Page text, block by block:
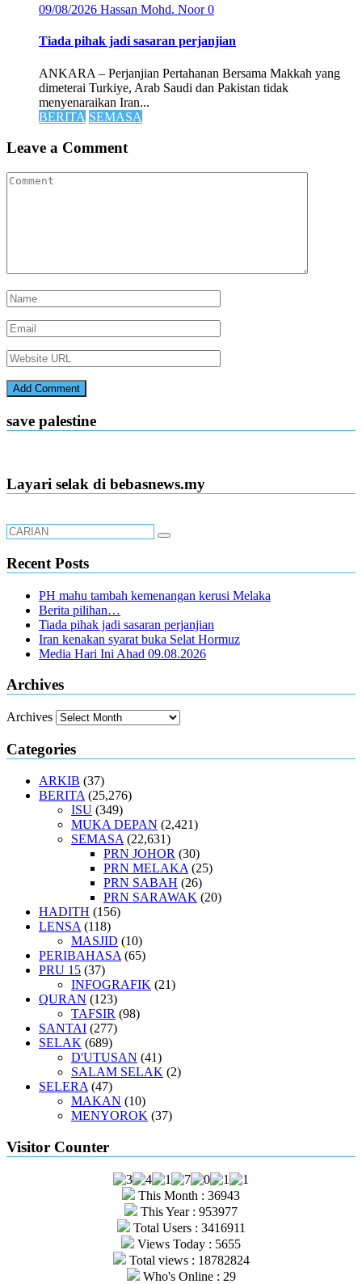
09/08/2026 Hassan Mohd. Noor0
Tiada pihak jadi sasaran perjanjian
ANKARA – Perjanjian Pertahanan Bersama Makkah yang
dimeterai Turkiye, Arab Saudi dan Pakistan tidak
menyenaraikan Iran...
BERITA SEMASA
Leave a Comment
save palestine
Layari selak di bebasnews.my
Recent Posts
PH mahu tambah kemenangan kerusi Melaka
Berita pilihan…
Tiada pihak jadi sasaran perjanjian
Iran kenakan syarat buka Selat Hormuz
Media Hari Ini Ahad 09.08.2026
Archives
Archives
Categories
ARKIB (37)
BERITA (25,276)
ISU (349)
MUKA DEPAN (2,421)
SEMASA (22,631)
PRN JOHOR (30)
PRN MELAKA (25)
PRN SABAH (26)
PRN SARAWAK (20)
HADITH (156)
LENSA (118)
MASJID (10)
PERIBAHASA (65)
PRU 15 (37)
INFOGRAFIK (21)
QURAN (123)
TAFSIR (98)
SANTAI (277)
SELAK (689)
D'UTUSAN (41)
SALAM SELAK (2)
SELERA (47)
MAKAN (10)
MENYOROK (37)
Visitor Counter
This Month : 36943
This Year : 953977
Total Users : 3416911
Views Today : 5655
Total views : 18782824
Who's Online : 29